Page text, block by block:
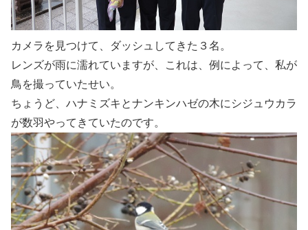
カメラを見つけて、ダッシュしてきた３名。
レンズが雨に濡れていますが、これは、例によって、私が
鳥を撮っていたせい。
ちょうど、ハナミズキとナンキンハゼの木にシジュウカラ
が数羽やってきていたのです。